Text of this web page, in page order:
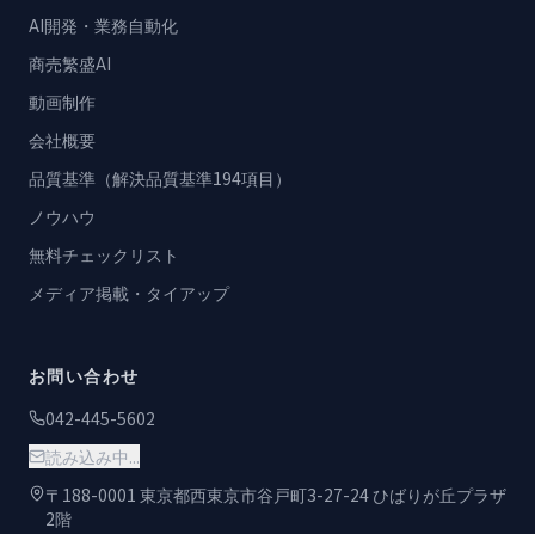
AI開発・業務自動化
商売繁盛AI
動画制作
会社概要
品質基準（解決品質基準194項目）
ノウハウ
無料チェックリスト
メディア掲載・タイアップ
お問い合わせ
042-445-5602
読み込み中...
〒188-0001 東京都西東京市谷戸町3-27-24 ひばりが丘プラザ
2階